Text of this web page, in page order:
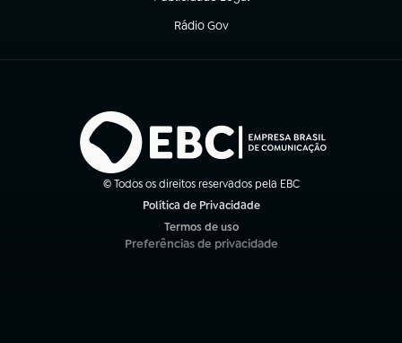
Rádio Gov
(abre em nova aba)
© Todos os direitos reservados pela EBC
Política de Privacidade
Termos de uso
(abre em nova aba)
Preferências de privacidade